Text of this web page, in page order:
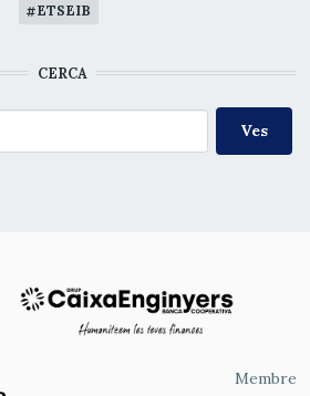
ETSEIB
CERCA
Membre